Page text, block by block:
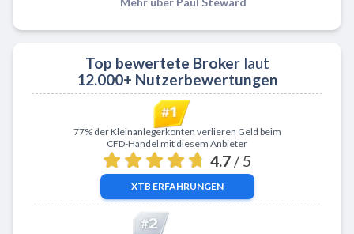
Top bewertete Brokerlaut
12.000+ Nutzerbewertungen
Zu XTB
77% der Kleinanlegerkonten verlieren Geld beim
CFD-Handel mit diesem Anbieter
4.7 / 5
XTB ERFAHRUNGEN